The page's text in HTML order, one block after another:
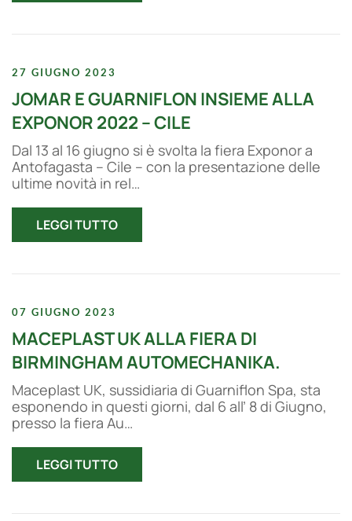
27 GIUGNO 2023
JOMAR E GUARNIFLON INSIEME ALLA
EXPONOR 2022 – CILE
Dal 13 al 16 giugno si è svolta la fiera Exponor a
Antofagasta – Cile – con la presentazione delle
ultime novità in rel…
LEGGI TUTTO
07 GIUGNO 2023
MACEPLAST UK ALLA FIERA DI
BIRMINGHAM AUTOMECHANIKA.
Maceplast UK, sussidiaria di Guarniflon Spa, sta
esponendo in questi giorni, dal 6 all’ 8 di Giugno,
presso la fiera Au…
LEGGI TUTTO